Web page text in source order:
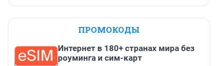
ПРОМОКОДЫ
Интернет в 180+ странах мира без
роуминга и сим-карт